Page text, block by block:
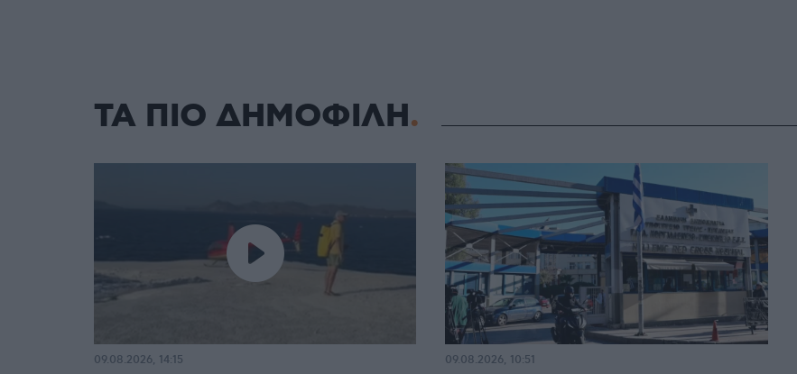
ΤΑ ΠΙΟ ΔΗΜΟΦΙΛΗ
09.08.2026, 14:15 09.08.2026, 10:51